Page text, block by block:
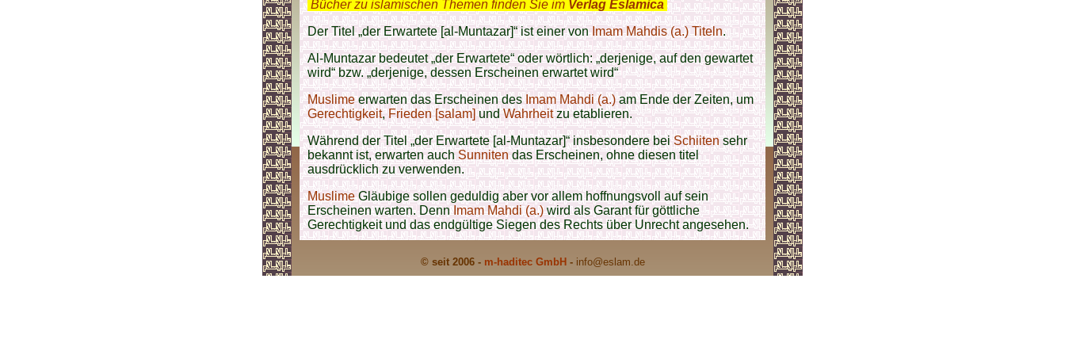
Bücher zu islamischen Themen finden Sie im Verlag Eslamica
Der Titel „der Erwartete [al-Muntazar]“ ist einer vonImam Mahdis (a.) Titeln.
Al-Muntazar bedeutet „der Erwartete“ oder wörtlich: „derjenige, auf den gewartet
wird“ bzw. „derjenige, dessen Erscheinen erwartet wird“
Muslimeerwarten das Erscheinen desImam Mahdi (a.)am Ende der Zeiten, um
Gerechtigkeit,Frieden [salam]undWahrheitzu etablieren.
Während der Titel „der Erwartete [al-Muntazar]“ insbesondere beiSchiitensehr
bekannt ist, erwarten auchSunnitendas Erscheinen, ohne diesen titel
ausdrücklich zu verwenden.
MuslimeGläubige sollen geduldig aber vor allem hoffnungsvoll auf sein
Erscheinen warten. DennImam Mahdi (a.)wird als Garant für göttliche
Gerechtigkeit und das endgültige Siegen des Rechts über Unrecht angesehen.
© seit 2006 - m-haditec GmbH - info@eslam.de